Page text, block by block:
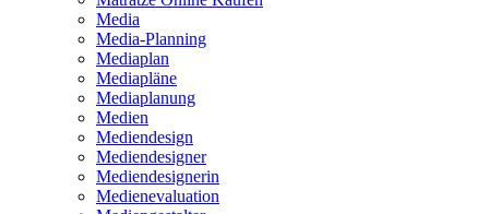
Media
Media-Planning
Mediaplan
Mediapläne
Mediaplanung
Medien
Mediendesign
Mediendesigner
Mediendesignerin
Medienevaluation